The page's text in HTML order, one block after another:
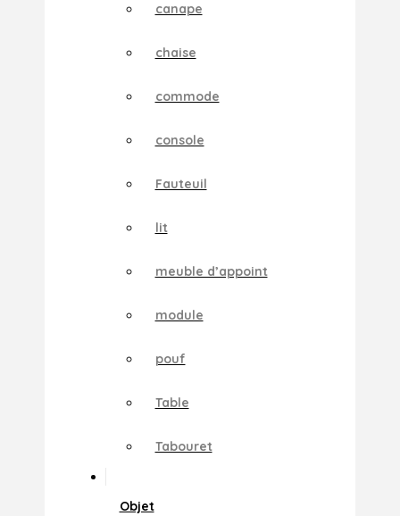
canape
chaise
commode
console
Fauteuil
lit
meuble d’appoint
module
pouf
Table
Tabouret
Objet